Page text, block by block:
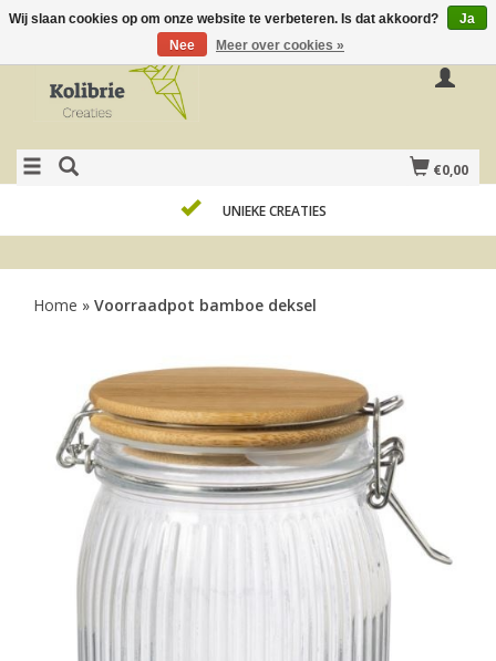
€0,00
UNIEKE CREATIES
Home » Voorraadpot bamboe deksel
Wij slaan cookies op om onze website te verbeteren. Is dat akkoord?
Ja
Nee
Meer over cookies »